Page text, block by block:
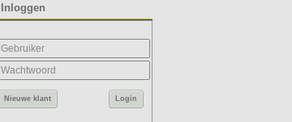
Inloggen
Nieuwe klant Login